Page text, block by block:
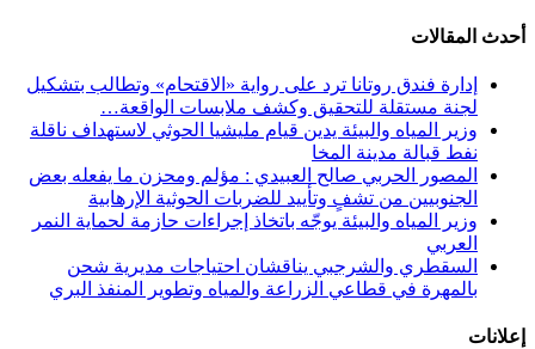
أحدث المقالات
إدارة فندق روتانا ترد على رواية «الاقتحام» وتطالب بتشكيل
لجنة مستقلة للتحقيق وكشف ملابسات الواقعة…
وزير المياه والبيئة يدين قيام مليشيا الحوثي لاستهداف ناقلة
نفط قبالة مدينة المخا
المصور الحربي صالح العبيدي : مؤلم ومحزن ما يفعله بعض
الجنوبيين من تشفٍ وتأييد للضربات الحوثية الإرهابية
وزير المياه والبيئة يوجّه باتخاذ إجراءات حازمة لحماية النمر
العربي
السقطري والشرجبي يناقشان احتياجات مديرية شحن
بالمهرة في قطاعي الزراعة والمياه وتطوير المنفذ البري
إعلانات